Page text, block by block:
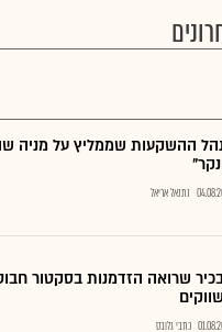
ההשקעות שממליץ על מניה
נתנאל אריאל
שרואה הזדמנות בסקטור
כתבי גלובס